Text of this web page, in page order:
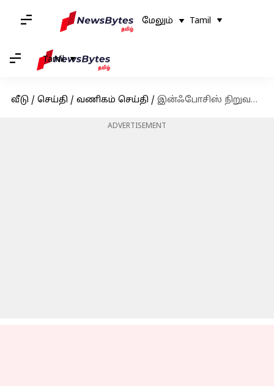
மேலும் Tamil
Tamil
வீடு / செய்தி / வணிகம் செய்தி / இன்ஃபோசிஸ் நிறுவனம் இதுவரை இல்லாத அளவுக்கு மிகப்பெரிய ஷேர் பைபேக் திட்டத்தை அறிவித்துள்ளது
ADVERTISEMENT